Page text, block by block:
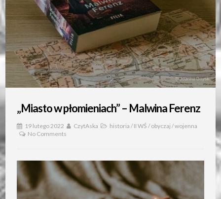
„Miasto w płomieniach” – Malwina Ferenz
19 lutego 2022 CzytAska historia /II WŚ /obyczaj /wojenna
No Comments